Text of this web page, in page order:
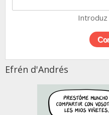
Introduz
Efrén d'Andrés